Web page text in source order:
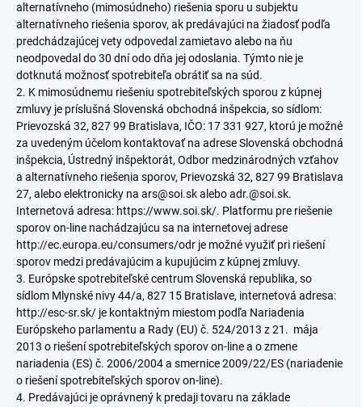
alternatívneho (mimosúdneho) riešenia sporu u subjektu
alternatívneho riešenia sporov, ak predávajúci na žiadosť podľa
predchádzajúcej vety odpovedal zamietavo alebo na ňu
neodpovedal do 30 dní odo dňa jej odoslania. Týmto nie je
dotknutá možnosť spotrebiteľa obrátiť sa na súd.
2. K mimosúdnemu riešeniu spotrebiteľských sporou z kúpnej
zmluvy je príslušná Slovenská obchodná inšpekcia, so sídlom:
Prievozská 32, 827 99 Bratislava, IČO: 17 331 927, ktorú je možné
za uvedeným účelom kontaktovať na adrese Slovenská obchodná
inšpekcia, Ústredný inšpektorát, Odbor medzinárodných vzťahov
a alternatívneho riešenia sporov, Prievozská 32, 827 99 Bratislava
27, alebo elektronicky na ars@soi.sk alebo adr.@soi.sk.
Internetová adresa: https://www.soi.sk/. Platformu pre riešenie
sporov on-line nachádzajúcu sa na internetovej adrese
http://ec.europa.eu/consumers/odr je možné využiť pri riešení
sporov medzi predávajúcim a kupujúcim z kúpnej zmluvy.
3. Európske spotrebiteľské centrum Slovenská republika, so
sídlom Mlynské nivy 44/a, 827 15 Bratislave, internetová adresa:
http://esc-sr.sk/ je kontaktným miestom podľa Nariadenia
Európskeho parlamentu a Rady (EU) č. 524/2013 z 21. mája
2013 o riešení spotrebiteľských sporov on-line a o zmene
nariadenia (ES) č. 2006/2004 a smernice 2009/22/ES (nariadenie
o riešení spotrebiteľských sporov on-line).
4. Predávajúci je oprávnený k predaji tovaru na základe